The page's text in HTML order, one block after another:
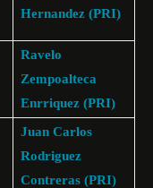
Hernandez (PRI)
Ravelo
Zempoalteca
Enrriquez (PRI)
Juan Carlos
Rodriguez
Contreras (PRI)